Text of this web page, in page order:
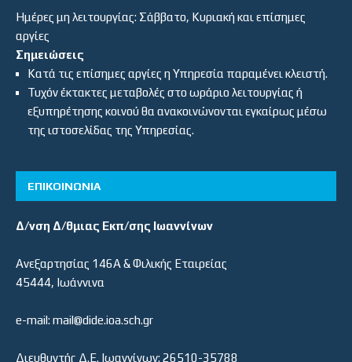
Ημέρες μη λειτουργίας: Σάββατο, Κυριακή και επίσημες
αργίες
Σημειώσεις
Κατά τις επίσημες αργίες η Υπηρεσία παραμένει κλειστή.
Τυχόν έκτακτες μεταβολές στο ωράριο λειτουργίας ή
εξυπηρέτησης κοινού θα ανακοινώνονται εγκαίρως μέσω
της ιστοσελίδας της Υπηρεσίας.
ΕΠΙΚΟΙΝΩΝΙΑ
Δ/νση Δ/θμιας Εκπ/σης Ιωαννίνων
Ανεξαρτησίας 146Α & Φιλικής Εταιρείας
45444, Ιωάννινα
e-mail: mail@dide.ioa.sch.gr
Διευθυντής Δ.Ε. Ιωαννίνων: 26510-35788